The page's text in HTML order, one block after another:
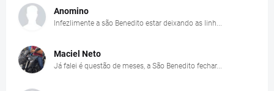
Anomino
Infezlimente a são Benedito estar deixando as linh...
Maciel Neto
Já falei é questão de meses, a São Benedito fechar...